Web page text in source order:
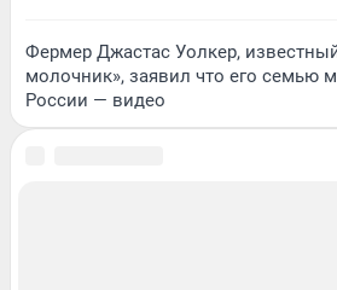
Фермер Джастас Уолкер,
молочник», заявил что его семью
России — видео